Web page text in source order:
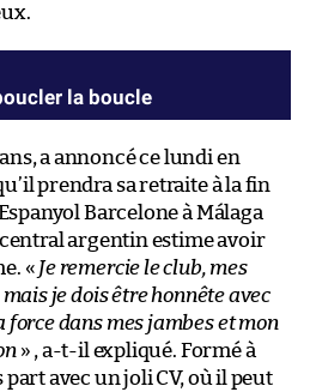
la boucle
a annoncé ce lundi en
prendra sa retraite à la fin
Barcelone à Málaga
argentin estime avoir
« Je remercie le club, mes
je dois être honnête avec
force dans mes jambes et mon
» , a-t-il expliqué. Formé à
avec un joli CV, où il peut